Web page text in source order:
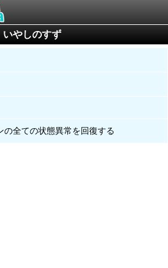
いやしのすず
の全ての状態異常を回復する